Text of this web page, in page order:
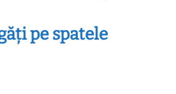
pe spatele